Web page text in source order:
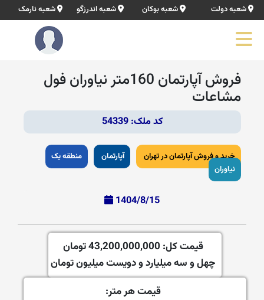
شعبه دولت شعبه بوکان شعبه اندرزگو شعبه نارمک
فروش آپارتمان 160متر نیاوران فول
مشاعات
کد ملک: 54339
خرید و فروش آپارتمان در تهران آپارتمان
منطقه یک
نیاوران
1404/8/15
قیمت کل: 43,200,000,000 تومان
چهل و سه میلیارد و دویست میلیون تومان
قیمت هر متر: